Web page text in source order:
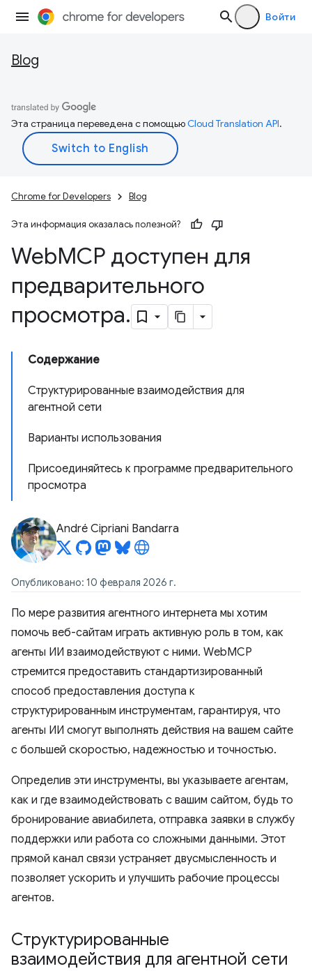
Войти
Blog
Эта страница переведена с помощьюCloud Translation API.
Chrome for Developers Blog
Эта информация оказалась полезной?
WebMCP доступен для
предварительного
просмотра.
Содержание
Структурированные взаимодействия для
агентной сети
Варианты использования
Присоединяйтесь к программе предварительного
просмотра
André Cipriani Bandarra
Опубликовано: 10 февраля 2026 г.
По мере развития агентного интернета мы хотим
помочь веб-сайтам играть активную роль в том, как
агенты ИИ взаимодействуют с ними. WebMCP
стремится предоставить стандартизированный
способ предоставления доступа к
структурированным инструментам, гарантируя, что
агенты ИИ смогут выполнять действия на вашем сайте
с большей скоростью, надежностью и точностью.
Определив эти инструменты, вы указываете агентам,
как и где взаимодействовать с вашим сайтом, будь то
бронирование авиабилета, отправка заявки в службу
поддержки или работа со сложными данными. Этот
прямой канал связи устраняет двусмысленность и
позволяет ускорить и улучшить рабочие процессы
агентов.
Структурированные
взаимодействия для агентной сети